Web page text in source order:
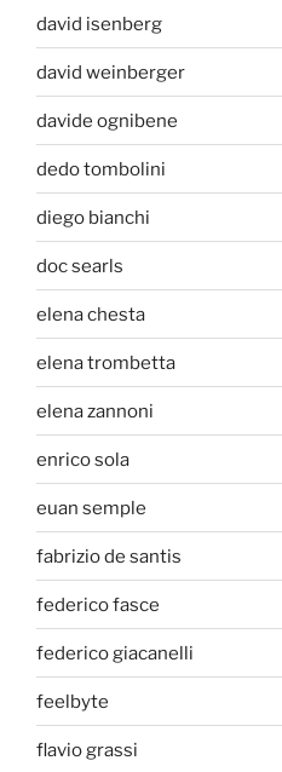
david isenberg
david weinberger
davide ognibene
dedo tombolini
diego bianchi
doc searls
elena chesta
elena trombetta
elena zannoni
enrico sola
euan semple
fabrizio de santis
federico fasce
federico giacanelli
feelbyte
flavio grassi